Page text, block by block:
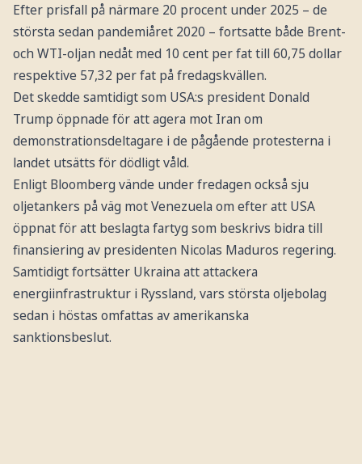
Efter prisfall på närmare 20 procent under 2025 – de
största sedan pandemiåret 2020 – fortsatte både Brent-
och WTI-oljan nedåt med 10 cent per fat till 60,75 dollar
respektive 57,32 per fat på fredagskvällen.
Det skedde samtidigt som USA:s president Donald
Trump öppnade för att agera mot Iran om
demonstrationsdeltagare i de pågående protesterna i
landet utsätts för dödligt våld.
Enligt Bloomberg vände under fredagen också sju
oljetankers på väg mot Venezuela om efter att USA
öppnat för att beslagta fartyg som beskrivs bidra till
finansiering av presidenten Nicolas Maduros regering.
Samtidigt fortsätter Ukraina att attackera
energiinfrastruktur i Ryssland, vars största oljebolag
sedan i höstas omfattas av amerikanska
sanktionsbeslut.